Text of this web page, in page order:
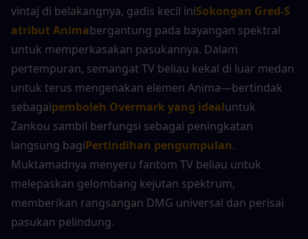
vintaj di belakangnya, gadis kecil iniSokongan Gred-S
atribut Animabergantung pada bayangan spektral
untuk memperkasakan pasukannya. Dalam
pertempuran, semangat TV beliau kekal di luar medan
untuk terus mengenakan elemen Anima—bertindak
sebagaipemboleh Overmark yang idealuntuk
Zankou sambil berfungsi sebagai peningkatan
langsung bagiPertindihan pengumpulan.
Muktamadnya menyeru fantom TV beliau untuk
melepaskan gelombang kejutan spektrum,
memberikan rangsangan DMG universal dan perisai
pasukan pelindung.